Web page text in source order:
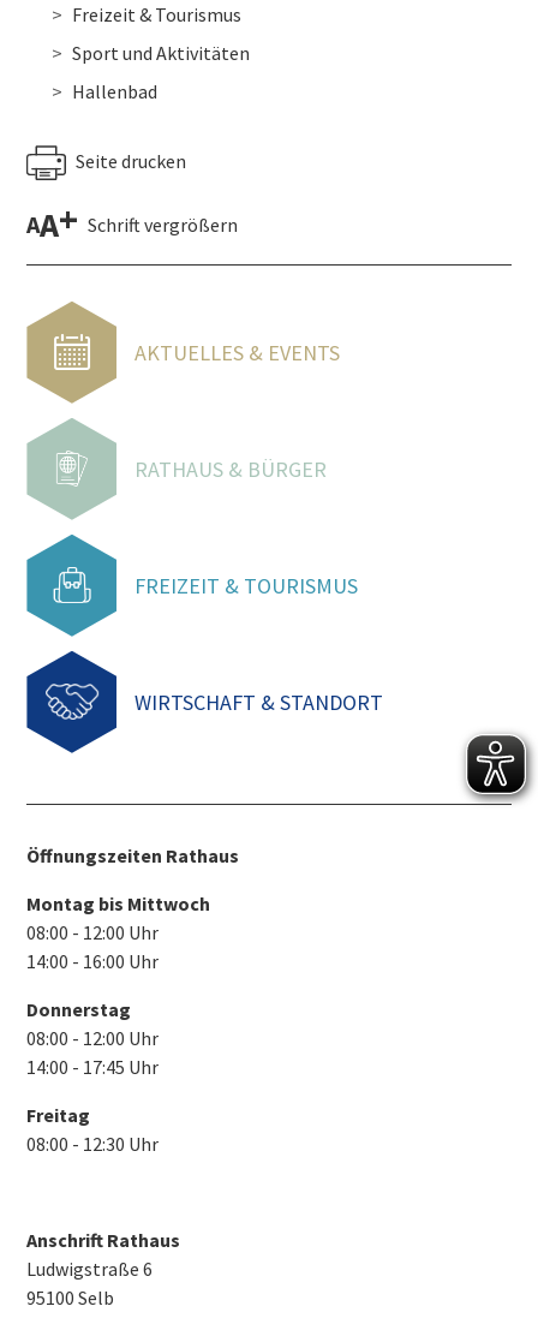
Freizeit & Tourismus
Sport und Aktivitäten
Hallenbad
Seite drucken
AA+ Schrift vergrößern
AKTUELLES & EVENTS
RATHAUS & BÜRGER
FREIZEIT & TOURISMUS
WIRTSCHAFT & STANDORT
Öffnungszeiten Rathaus
Montag bis Mittwoch
08:00 - 12:00 Uhr
14:00 - 16:00 Uhr
Donnerstag
08:00 - 12:00 Uhr
14:00 - 17:45 Uhr
Freitag
08:00 - 12:30 Uhr
Anschrift Rathaus
Ludwigstraße 6
95100 Selb